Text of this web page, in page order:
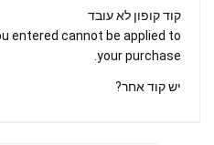
קוד קופון לא עובד
entered cannot be applied to
your purchase.
יש קוד אחר?